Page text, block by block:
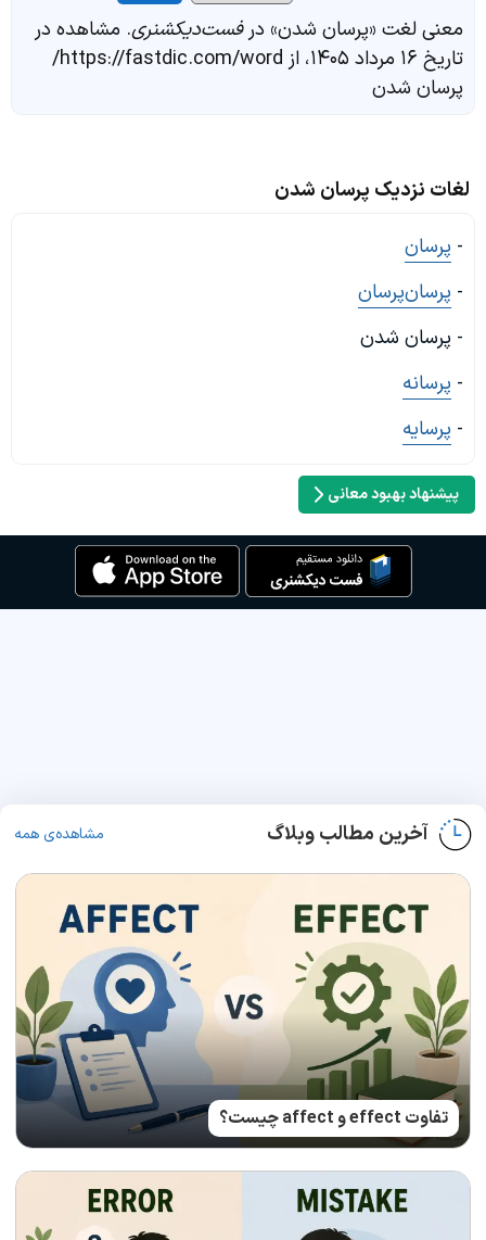
معنی لغت «پرسان شدن» درفست‌دیکشنری. مشاهده در
تاریخ ۱۶ مرداد ۱۴۰۵، از https://fastdic.com/word/
پرسان شدن
لغات نزدیک پرسان شدن
- پرسان
- پرسان‌پرسان
- پرسان شدن
- پرسانه
- پرسایه
پیشنهاد بهبود معانی
آخرین مطالب وبلاگ مشاهده‌ی همه
تفاوت effect و affect چیست؟